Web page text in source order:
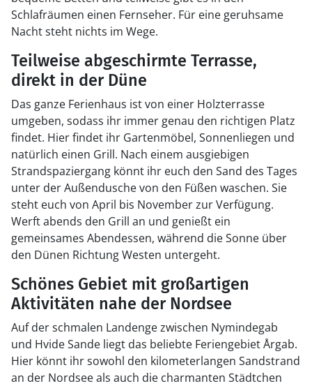
Schlafräumen einen Fernseher. Für eine geruhsame
Nacht steht nichts im Wege.
Teilweise abgeschirmte Terrasse,
direkt in der Düne
Das ganze Ferienhaus ist von einer Holzterrasse
umgeben, sodass ihr immer genau den richtigen Platz
findet. Hier findet ihr Gartenmöbel, Sonnenliegen und
natürlich einen Grill. Nach einem ausgiebigen
Strandspaziergang könnt ihr euch den Sand des Tages
unter der Außendusche von den Füßen waschen. Sie
steht euch von April bis November zur Verfügung.
Werft abends den Grill an und genießt ein
gemeinsames Abendessen, während die Sonne über
den Dünen Richtung Westen untergeht.
Schönes Gebiet mit großartigen
Aktivitäten nahe der Nordsee
Auf der schmalen Landenge zwischen Nymindegab
und Hvide Sande liegt das beliebte Feriengebiet Årgab.
Hier könnt ihr sowohl den kilometerlangen Sandstrand
an der Nordsee als auch die charmanten Städtchen